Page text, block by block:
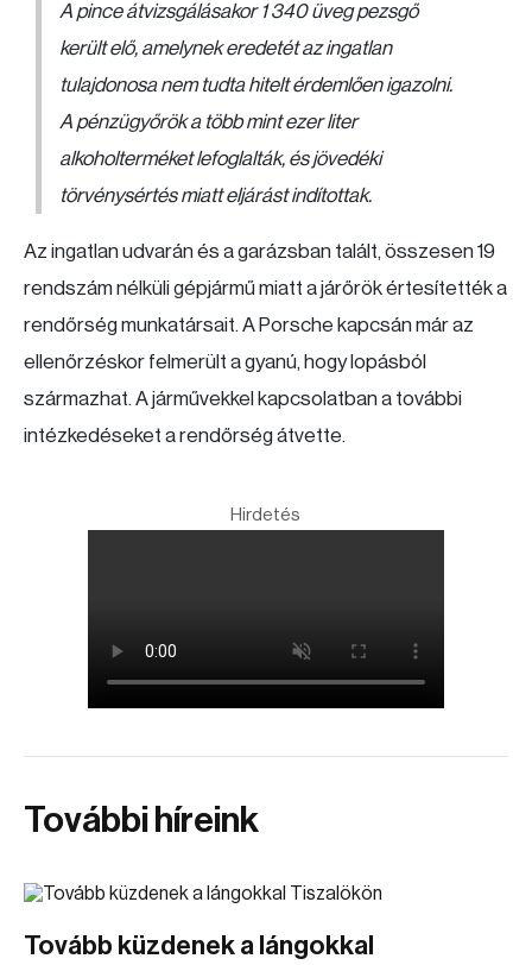
A pince átvizsgálásakor 1 340 üveg pezsgő
került elő, amelynek eredetét az ingatlan
tulajdonosa nem tudta hitelt érdemlően igazolni.
A pénzügyőrök a több mint ezer liter
alkoholterméket lefoglalták, és jövedéki
törvénysértés miatt eljárást indítottak.
Az ingatlan udvarán és a garázsban talált, összesen 19
rendszám nélküli gépjármű miatt a járőrök értesítették a
rendőrség munkatársait. A Porsche kapcsán már az
ellenőrzéskor felmerült a gyanú, hogy lopásból
származhat. A járművekkel kapcsolatban a további
intézkedéseket a rendőrség átvette.
Hirdetés
További híreink
Tovább küzdenek a lángokkal